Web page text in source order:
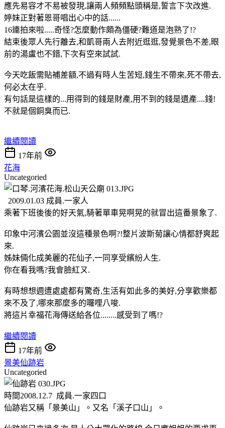
應先易容才不易被發現,讓兩人頻頻點頭稱是,誓言下次改進.
婷妹正對著恩哥唱出心中的話......
16連拍來啦.....奇怪?怎麼動作頗為僵硬?難道是泡熟了!?
結束後眾人先行離去,和凱哥兩人去附近逛逛,發覺景色不差,眼
前的湯盧也不錯,下次有空來試試.
今天吃飯需貼補差額,不過有時人生苦短,錢生不帶來,死不帶去,
何必太在乎.
有句話是這樣的...用得到的錢是財產,用不到的錢是遺產....錢!
不就是個銅臭而已.
繼續閱讀
17年前
花海
Uncategoried
2009.01.03 成員.一家人
乘著下班後後的好天氣,騎著單車晃啊晃的就冒出這番景象了.
印象中河濱公園並沒這種景色啊?!整片波斯菊讓心情都舒爽起
來.
姊妹倆化成美麗的花仙子,一同享受繽紛人生.
你在看我嗎?我會臉紅ㄡ.
有時想想週遭處處都有驚奇,生活有如此多的美好,分享歡樂都
來不及了,哪來那麼多的囉哩八唆.
將這片幸福花海傳送給各位........感受到了嗎!?
繼續閱讀
17年前
景美仙跡岩
Uncategoried
時間2008.12.7 成員.一家四口
仙跡岩又稱「景美山」。又名「溪子口山」。